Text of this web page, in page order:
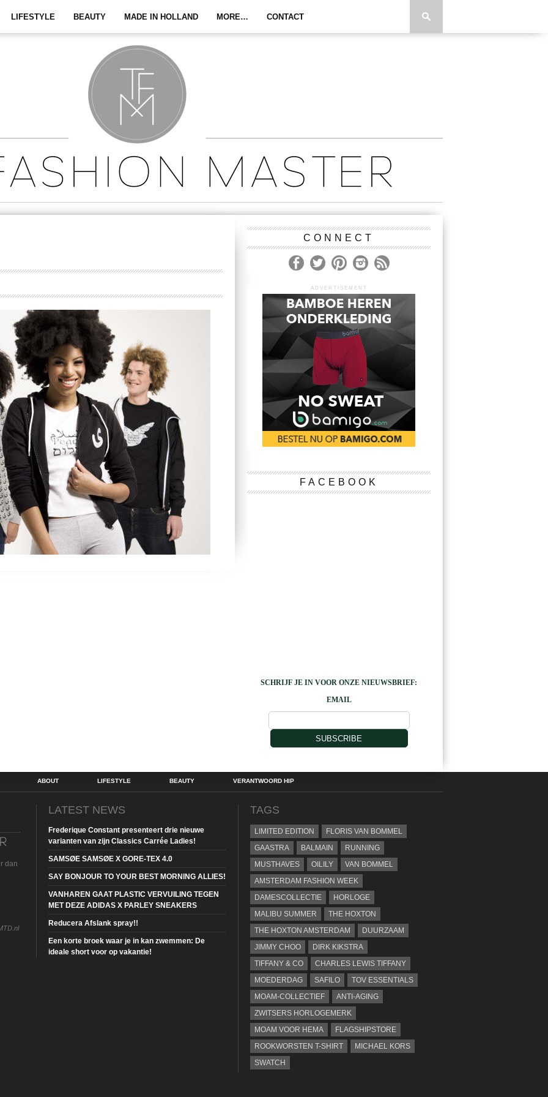
LIFESTYLE BEAUTY MADE IN HOLLAND MORE… CONTACT
CONNECT
ADVERTISEMENT
FACEBOOK
SCHRIJF JE IN VOOR ONZE NIEUWSBRIEF:
EMAIL
SUBSCRIBE
ABOUT LIFESTYLE BEAUTY VERANTWOORD HIP
dan
LATEST NEWS
Frederique Constant presenteert drie nieuwe
varianten van zijn Classics Carrée Ladies!
SAMSØE SAMSØE X GORE-TEX 4.0
SAY BONJOUR TO YOUR BEST MORNING ALLIES!
VANHAREN GAAT PLASTIC VERVUILING TEGEN
MET DEZE ADIDAS X PARLEY SNEAKERS
Reducera Afslank spray!!
Een korte broek waar je in kan zwemmen: De
ideale short voor op vakantie!
TAGS
LIMITED EDITION
FLORIS VAN BOMMEL
GAASTRA
BALMAIN
RUNNING
MUSTHAVES
OILILY
VAN BOMMEL
AMSTERDAM FASHION WEEK
DAMESCOLLECTIE
HORLOGE
MALIBU SUMMER
THE HOXTON
THE HOXTON AMSTERDAM
DUURZAAM
JIMMY CHOO
DIRK KIKSTRA
TIFFANY & CO
CHARLES LEWIS TIFFANY
MOEDERDAG
SAFILO
TOV ESSENTIALS
MOAM-COLLECTIEF
ANTI-AGING
ZWITSERS HORLOGEMERK
MOAM VOOR HEMA
FLAGSHIPSTORE
ROOKWORSTEN T-SHIRT
MICHAEL KORS
SWATCH